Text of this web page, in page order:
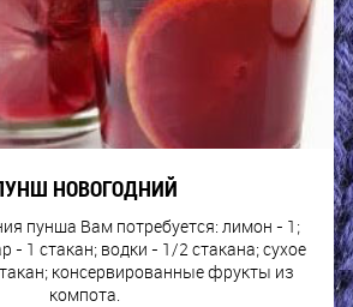
НОВОГОДНИЙ
пунша Вам потребуется: лимон - 1;
- 1 стакан; водки - 1/2 стакана; сухое
консервированные фрукты из
компота.